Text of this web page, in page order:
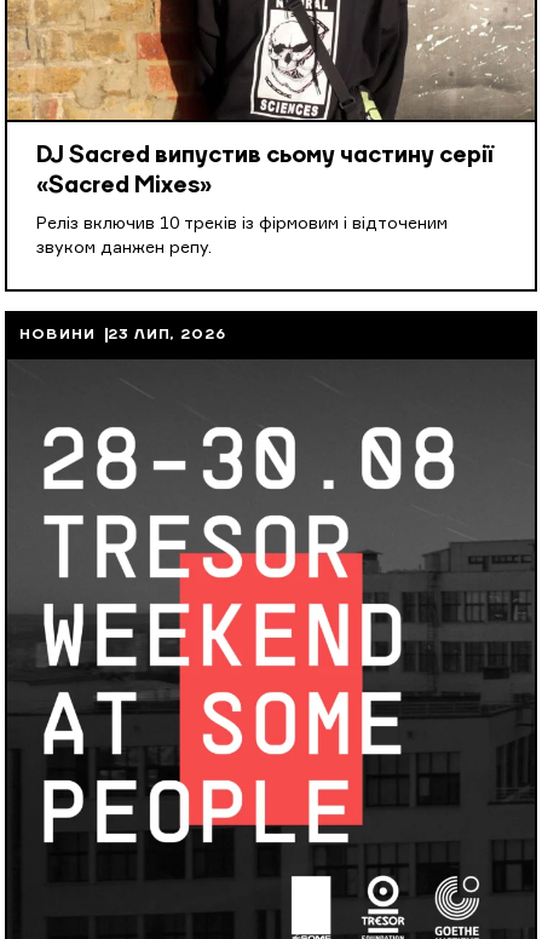
DJ Sacred випустив сьому частину серії
«Sacred Mixes»
Реліз включив 10 треків із фірмовим і відточеним
звуком данжен репу.
НОВИНИ 23 ЛИП, 2026